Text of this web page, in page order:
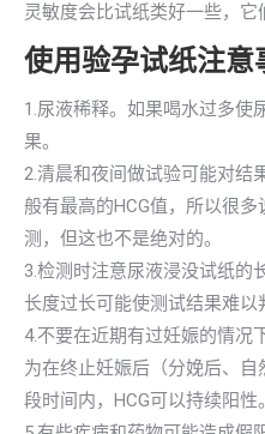
灵敏度会比试纸类好一些，它
使用验孕试纸注意
1.尿液稀释。如果喝水过多使
果。
2.清晨和夜间做试验可能对结
般有最高的HCG值，所以很
测，但这也不是绝对的。
3.检测时注意尿液浸没试纸的
长度过长可能使测试结果难以
4.不要在近期有过妊娠的情况
为在终止妊娠后（分娩后、
段时间内，HCG可以持续阳性。